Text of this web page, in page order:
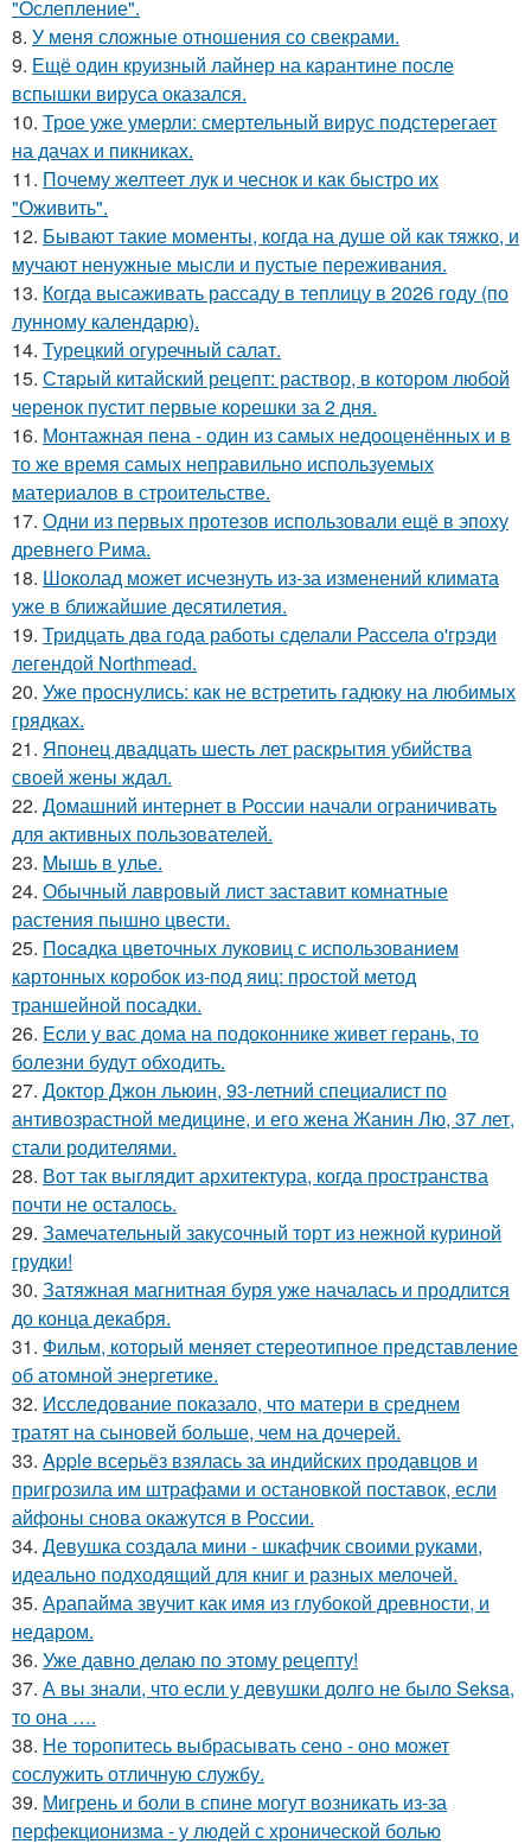
"Oслепление".
8. У меня сложные отношения со свекрами.
9. Ещё один круизный лайнер на карантине после
вспышки вируса оказался.
10. Трое уже умерли: смертельный вирус подстерегает
на дачах и пикниках.
11. Почему желтеет лук и чеснок и как быстро их
"Оживить".
12. Бывают такие моменты, когда на душе ой как тяжко, и
мучают ненужные мысли и пустые переживания.
13. Когда высаживать рассаду в теплицу в 2026 году (по
лунному календарю).
14. Турецкий огуречный салат.
15. Стapый китайский рецепт: раствор, в котором любой
черенок пустит первые корешки за 2 дня.
16. Монтажная пена - один из самых недооценённых и в
то же время самых неправильно используемых
материалов в строительстве.
17. Одни из первых протезов использовали ещё в эпоху
древнего Рима.
18. Шоколад может исчезнуть из-за изменений климата
уже в ближайшие десятилетия.
19. Тридцать два года работы сделали Рассела о'грэди
легендой Northmead.
20. Уже проснулись: как не встретить гадюку на любимых
грядках.
21. Японец двадцать шесть лет раскрытия убийства
своей жены ждал.
22. Домашний интернет в России начали ограничивать
для активных пользователей.
23. Mышь в yлье.
24. Обычный лавровый лист заставит комнатные
растения пышно цвести.
25. Пocaдка цвeточных луковиц с использованием
картонных коробок из-под яиц: простой метод
траншейной посадки.
26. Ecли у вас дoма на подоконнике живет герань, то
болезни будут обходить.
27. Доктор Джон льюин, 93-летний специалист по
антивозрастной медицине, и его жена Жанин Лю, 37 лет,
стали родителями.
28. Вот так выглядит архитектура, когда пространства
почти не осталось.
29. Замечательный закусочный торт из нежной куриной
грудки!
30. Затяжная магнитная буря уже началась и продлится
до конца декабря.
31. Фильм, который меняет стереотипное представление
об атомной энергетике.
32. Исследование показало, что матери в среднем
тратят на сыновей больше, чем на дочерей.
33. Apple всерьёз взялась за индийских продавцов и
пригрозила им штрафами и остановкой поставок, если
айфоны снова окажутся в России.
34. Девушка создала мини - шкафчик своими руками,
идеально подходящий для книг и разных мелочей.
35. Арапайма звучит как имя из глубокой древности, и
недаром.
36. Уже давно делаю по этому рецепту!
37. А вы знали, что если у девушки долго не было Seksa,
то она ….
38. Не торопитесь выбрасывать сено - оно может
сослужить отличную службу.
39. Мигрень и боли в спине могут возникать из-за
перфекционизма - у людей с хронической болью